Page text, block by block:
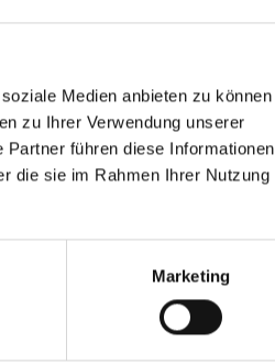
Medien anbieten zu können
zu Ihrer Verwendung unserer
führen diese Informationen
die sie im Rahmen Ihrer Nutzung
Marketing